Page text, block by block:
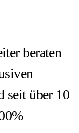
beraten
seit über 10